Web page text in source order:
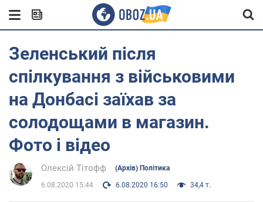
Зеленський після
спілкування з військовими
на Донбасі заїхав за
солодощами в магазин.
Фото і відео
Олексій Тітофф (Архів) Політика
6.08.2020 15:44 6.08.2020 16:50 34,4 т.